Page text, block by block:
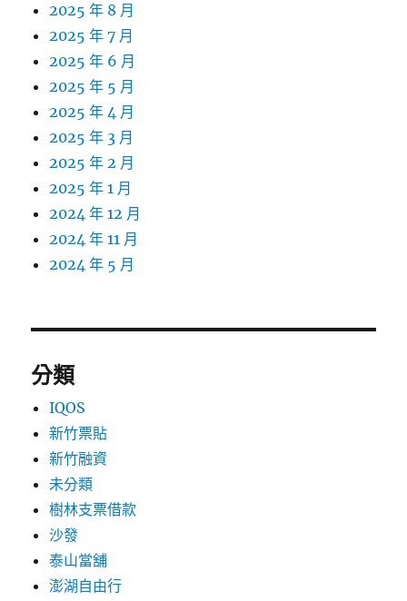
2025 年 8 月
2025 年 7 月
2025 年 6 月
2025 年 5 月
2025 年 4 月
2025 年 3 月
2025 年 2 月
2025 年 1 月
2024 年 12 月
2024 年 11 月
2024 年 5 月
分類
IQOS
新竹票貼
新竹融資
未分類
樹林支票借款
沙發
泰山當舖
澎湖自由行